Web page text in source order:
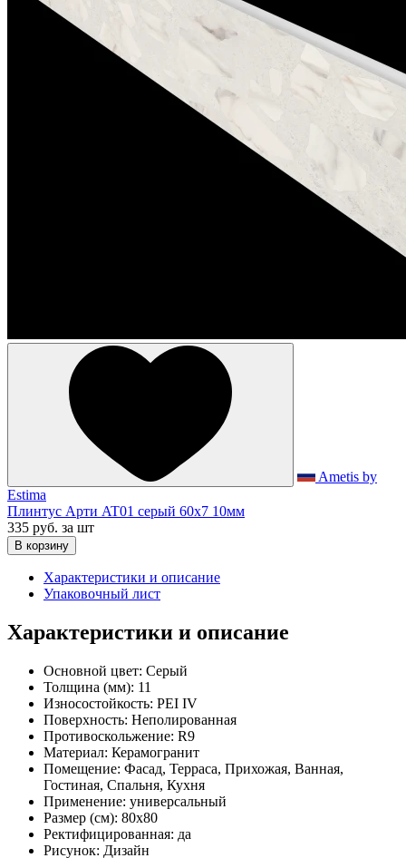
Ametis by
Estima
Плинтус Арти AT01 серый 60x7 10мм
335 руб. за шт
В корзину
Характеристики и описание
Упаковочный лист
Характеристики и описание
Основной цвет: Серый
Толщина (мм): 11
Износостойкость: PEI IV
Поверхность: Неполированная
Противоскольжение: R9
Материал: Керамогранит
Помещение: Фасад, Терраса, Прихожая, Ванная,
Гостиная, Спальня, Кухня
Применение: универсальный
Размер (см): 80x80
Ректифицированная: да
Рисунок: Дизайн